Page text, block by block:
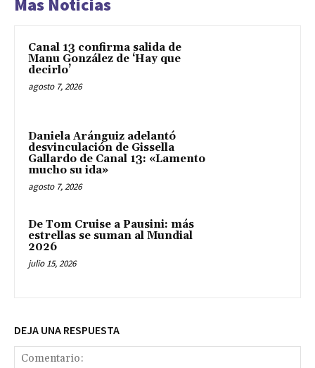
Mas Noticias
Canal 13 confirma salida de
Manu González de ‘Hay que
decirlo’
agosto 7, 2026
Daniela Aránguiz adelantó
desvinculación de Gissella
Gallardo de Canal 13: «Lamento
mucho su ida»
agosto 7, 2026
De Tom Cruise a Pausini: más
estrellas se suman al Mundial
2026
julio 15, 2026
DEJA UNA RESPUESTA